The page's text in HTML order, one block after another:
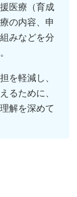
医療（育成
の内容、申
みなどを分
を軽減し、
るために、
解を深めて